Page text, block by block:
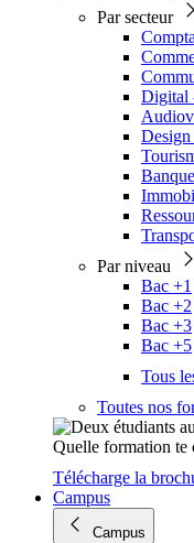
Par secteur
Digital
Par niveau
Bac +1
Bac +2
Bac +3
Bac +5
Tous
Toutes nos
Quelle formation te
Télécharge la
Campus
Campus